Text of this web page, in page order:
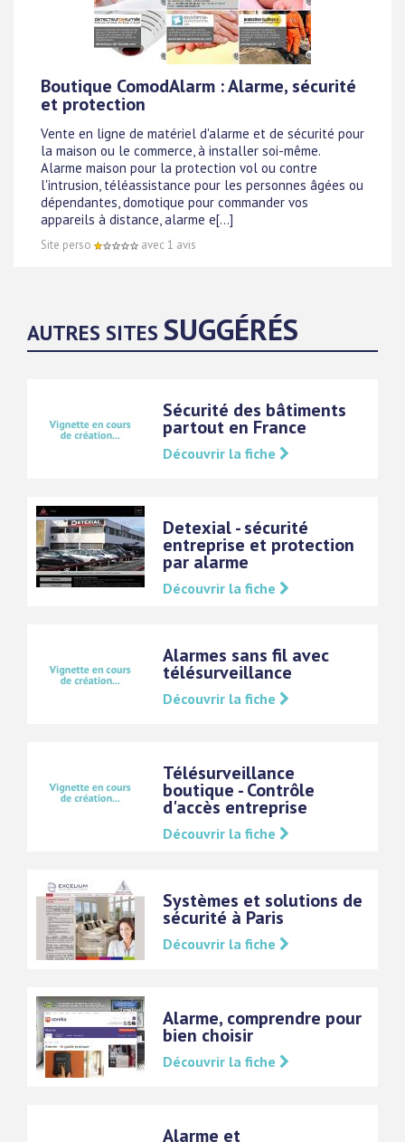
Boutique ComodAlarm : Alarme, sécurité
et protection
Vente en ligne de matériel d'alarme et de sécurité pour
la maison ou le commerce, à installer soi-même.
Alarme maison pour la protection vol ou contre
l'intrusion, téléassistance pour les personnes âgées ou
dépendantes, domotique pour commander vos
appareils à distance, alarme e[...]
Site perso avec 1 avis
AUTRES SITES SUGGÉRÉS
Sécurité des bâtiments
partout en France
Découvrir la fiche
Detexial - sécurité
entreprise et protection
par alarme
Découvrir la fiche
Alarmes sans fil avec
télésurveillance
Découvrir la fiche
Télésurveillance
boutique - Contrôle
d'accès entreprise
Découvrir la fiche
Systèmes et solutions de
sécurité à Paris
Découvrir la fiche
Alarme, comprendre pour
bien choisir
Découvrir la fiche
Alarme et